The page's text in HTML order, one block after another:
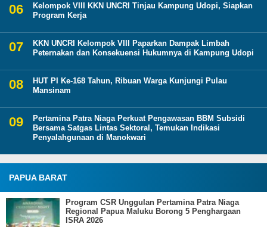
Kelompok VIII KKN UNCRI Tinjau Kampung Udopi, Siapkan
Program Kerja
KKN UNCRI Kelompok VIII Paparkan Dampak Limbah
Peternakan dan Konsekuensi Hukumnya di Kampung Udopi
HUT PI Ke-168 Tahun, Ribuan Warga Kunjungi Pulau
Mansinam
Pertamina Patra Niaga Perkuat Pengawasan BBM Subsidi
Bersama Satgas Lintas Sektoral, Temukan Indikasi
Penyalahgunaan di Manokwari
PAPUA BARAT
Program CSR Unggulan Pertamina Patra Niaga
Regional Papua Maluku Borong 5 Penghargaan
ISRA 2026